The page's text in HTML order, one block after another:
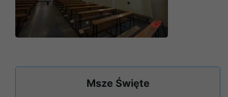
Msze Święte